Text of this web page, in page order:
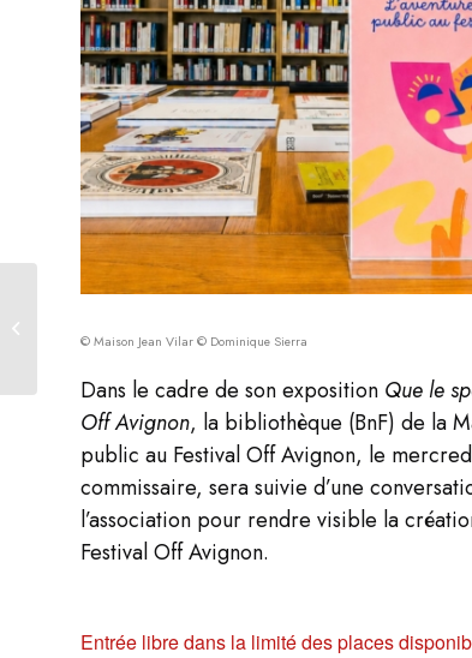
© Maison Jean Vilar © Dominique Sierra
Dans le cadre de son exposition Que le
Off Avignon, la bibliothèque (BnF) de la
public au Festival Off Avignon, le
commissaire, sera suivie d’une
l’association pour rendre visible la
Festival Off Avignon.
Entrée libre dans la limité des places
Vivement le Festival !